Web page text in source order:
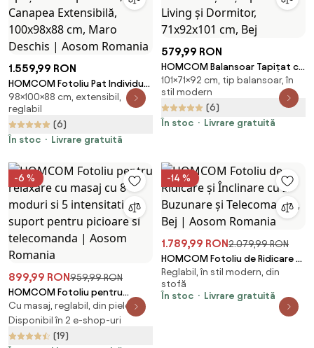
1.559,99 RON
HOMCOM Fotoliu Pat Individual
cu 2 Perne și Spațiu de
Depozitare, Canapea
Extensibilă, 100x98x88 cm,
Maro Deschis | Aosom Romania
98×100×88 cm, extensibil,
reglabil
(6)
În stoc
Livrare gratuită
579,99 RON
HOMCOM Balansoar Tapițat cu
Cotiere, Fotoliu din Lemn și
Oțel pentru Living și Dormitor,
71x92x101 cm, Bej
101×71×92 cm, tip balansoar, în
stil modern
(6)
În stoc
Livrare gratuită
-6 %
899,99 RON959,99 RON
HOMCOM Fotoliu pentru
relaxare cu masaj cu 8 moduri si
5 intensitati, cu suport pentru
picioare si telecomanda |
Cu masaj, reglabil, din piele
Disponibil în 2 e-shop-uri
(19)
-14 %
1.789,99 RON2.079,99 RON
HOMCOM Fotoliu de Ridicare și
Înclinare cu 2 Buzunare și
Telecomandă, Bej | Aosom
Romania
Reglabil, în stil modern, din
stofă
În stoc
Livrare gratuită